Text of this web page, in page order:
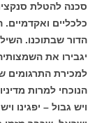
סכנה להטלת
כלכליים
הדור שבתוכנו.
יגבירו את
למכירת התרגומים
הנוכחי למרות
ויש גבול – יפגינו